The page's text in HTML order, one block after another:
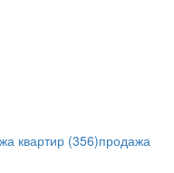
квартир (356)продажа